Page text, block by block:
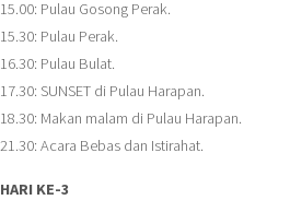
15.00: Pulau Gosong Perak.
15.30: Pulau Perak.
16.30: Pulau Bulat.
17.30: SUNSET di Pulau Harapan.
18.30: Makan malam di Pulau Harapan.
21.30: Acara Bebas dan Istirahat.
HARI KE-3